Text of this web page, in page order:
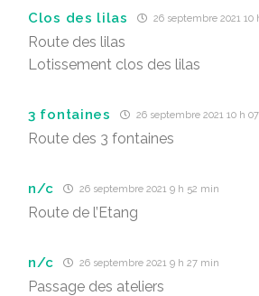
Clos des lilas 26 septembre 2021 10
Route des lilas
Lotissement clos des lilas
3 fontaines 26 septembre 2021 10 h
Route des 3 fontaines
n/c 26 septembre 2021 9 h 52 min
Route de l’Etang
n/c 26 septembre 2021 9 h 27 min
Passage des ateliers